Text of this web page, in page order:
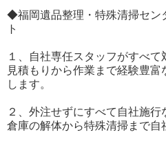
◆福岡遺品整理・特殊清掃セン
ト
１、自社専任スタッフがすべて
見積もりから作業まで経験豊
します。
２、外注せずにすべて自社施行
倉庫の解体から特殊清掃まで自